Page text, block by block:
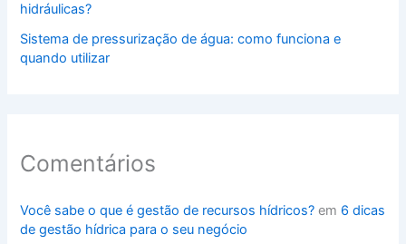
hidráulicas?
Sistema de pressurização de água: como funciona e
quando utilizar
Comentários
Você sabe o que é gestão de recursos hídricos? em 6 dicas
de gestão hídrica para o seu negócio